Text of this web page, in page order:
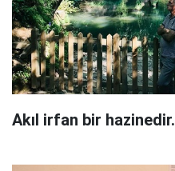
Akıl irfan bir hazinedir.